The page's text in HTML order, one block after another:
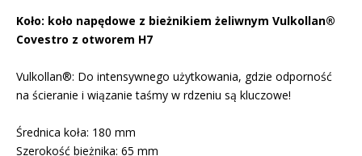
Koło: koło napędowe z bieżnikiem żeliwnym Vulkollan®
Covestro z otworem H7
Vulkollan®: Do intensywnego użytkowania, gdzie odporność
na ścieranie i wiązanie taśmy w rdzeniu są kluczowe!
Średnica koła: 180 mm
Szerokość bieżnika: 65 mm